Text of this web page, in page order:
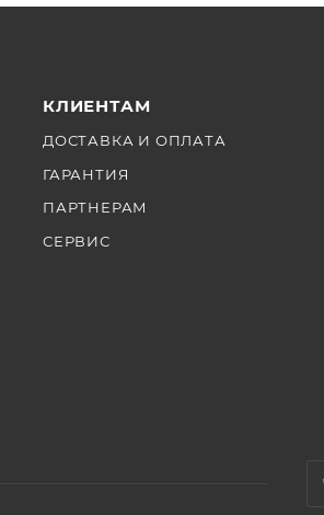
КЛИЕНТАМ
ДОСТАВКА И ОПЛАТА
ГАРАНТИЯ
ПАРТНЕРАМ
СЕРВИС